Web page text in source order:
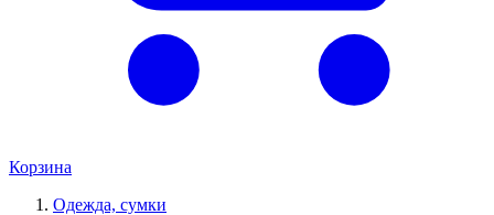
Корзина
Одежда, сумки